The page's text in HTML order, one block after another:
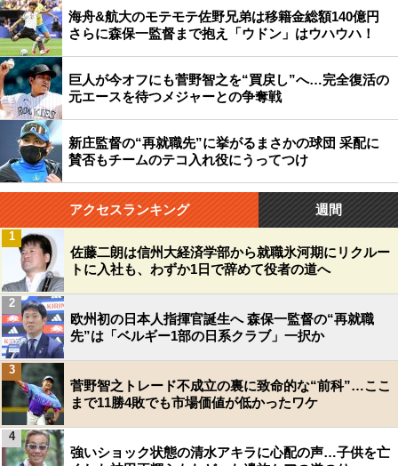
海舟&航大のモテモテ佐野兄弟は移籍金総額140億円
さらに森保一監督まで抱え「ウドン」はウハウハ！
巨人が今オフにも菅野智之を“買戻し”へ…完全復活の
元エースを待つメジャーとの争奪戦
新庄監督の“再就職先”に挙がるまさかの球団 采配に
賛否もチームのテコ入れ役にうってつけ
アクセスランキング 週間
佐藤二朗は信州大経済学部から就職氷河期にリクルー
トに入社も、わずか1日で辞めて役者の道へ
1
欧州初の日本人指揮官誕生へ 森保一監督の“再就職
先”は「ベルギー1部の日系クラブ」一択か
2
菅野智之トレード不成立の裏に致命的な“前科”…ここ
まで11勝4敗でも市場価値が低かったワケ
3
強いショック状態の清水アキラに心配の声…子供を亡
4